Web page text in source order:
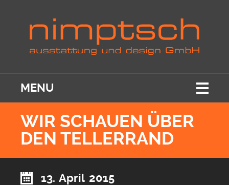
MENU
WIR SCHAUEN ÜBER
DEN TELLERRAND
13. April 2015